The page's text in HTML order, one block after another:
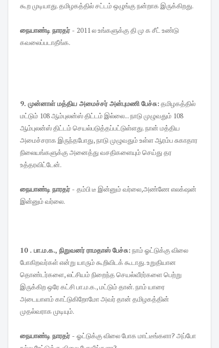
கூற முடியாது. தமிழகத்தில் சட்டம் ஒழுங்கு நன்றாக இருக்கிறது.
நையாண்டி நாரதர் - 2011 ல உங்களுக்கு தி மு க சீட் உண்டு
கவலைப்படாதீங்க.
9. முன்னாள் மத்திய அமைச்சர் அன்புமணி பேச்சு: தமிழகத்தில்
மட்டும் 108 ஆம்புலன்ஸ் திட்டம் இல்லை... நாடு முழுவதும் 108
ஆம்புலன்ஸ் திட்டம் செயல்படுத்தப்பட்டுள்ளது. நான் மத்திய
அமைச்சராக இருந்தபோது, நாடு முழுவதும் உள்ள ஆரம்ப சுகாதார
நிலையங்களுக்கு அனைத்து வசதிகளையும் செய்து தர
உத்தரவிட்டேன்.
நையாண்டி நாரதர் - தம்பி டீ இன்னும் வர்லை,அண்ணே எலக்‌ஷன்
இன்னும் வர்லை.
10 . பா.ம.க., நிறுவனர் ராமதாஸ் பேச்சு: நாம் ஓட்டுக்கு விலை
போகிறவர்கள் என்று யாரும் கூறிவிடக் கூடாது. உறுதியான
தொண்டர்களை, லட்சியம் நிறைந்த செயல்வீரர்களை பெற்று
இருக்கிற ஒரே கட்சி பா.ம.க., மட்டும் தான். நாம் யாரை
அடையாளம் காட்டுகிறோமோ அவர் தான் தமிழகத்தின்
முதல்வராக முடியும்.
நையாண்டி நாரதர் - ஓட்டுக்கு விலை போக மாட்டீங்களா? அப்போ